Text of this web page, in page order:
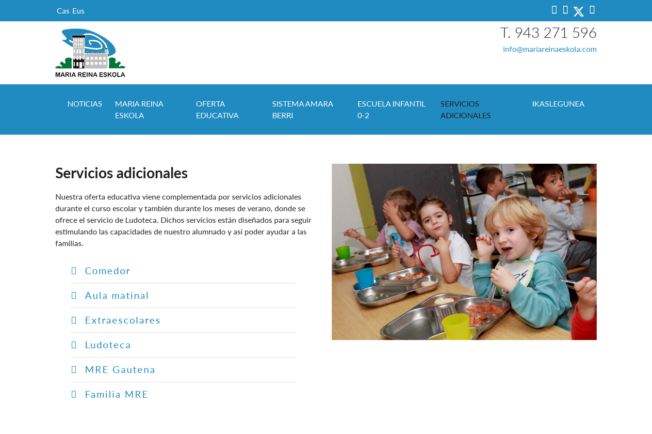
Cas Eus
T. 943 271 596
info@mariareinaeskola.com
NOTICIAS
MARIA REINA
ESKOLA
OFERTA
EDUCATIVA
SISTEMA AMARA
BERRI
ESCUELA INFANTIL
0-2
SERVICIOS
ADICIONALES
IKASLEGUNEA
Servicios adicionales
Nuestra oferta educativa viene complementada por servicios adicionales
durante el curso escolar y también durante los meses de verano, donde se
ofrece el servicio de Ludoteca. Dichos servicios están diseñados para seguir
estimulando las capacidades de nuestro alumnado y así poder ayudar a las
familias.
Comedor
Aula matinal
Extraescolares
Ludoteca
MRE Gautena
Familia MRE